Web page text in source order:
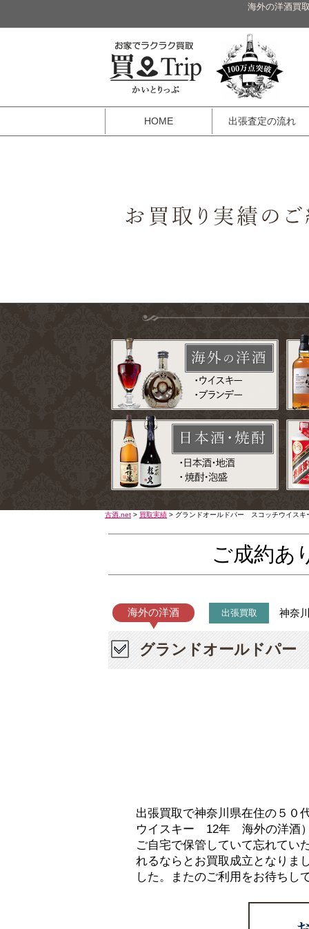
海外の洋酒買
HOME 出張査定の流れ
古酒.net > 買取実績 > グランドオールドパー スコッチウイス
ご成約あ
海外の洋酒 出張買取 神奈
グランドオールドパ
出張買取で神奈川県在住の５
ウイスキー 12年 海外の洋酒
ご自宅で保管していて忘れてい
れるならとお買取成立となりま
した。またのご利用をお待ちし